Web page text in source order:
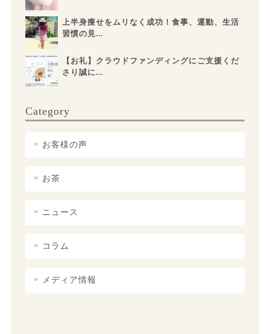
上半身痩せをムリなく成功！食事、運動、生活
習慣の見...
【お礼】クラウドファンディングにご支援くだ
さり誠に...
Category
お客様の声
お茶
ニュース
コラム
メディア情報